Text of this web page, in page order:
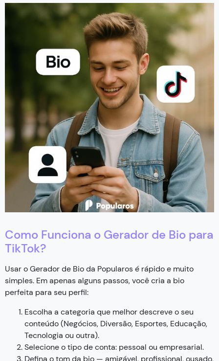
Como Funciona o Gerador de Bio para
TikTok?
Usar o Gerador de Bio da Popularos é rápido e muito
simples. Em apenas alguns passos, você cria a bio
perfeita para seu perfil:
Escolha a categoria que melhor descreve o seu
conteúdo (Negócios, Diversão, Esportes, Educação,
Tecnologia ou outra).
Selecione o tipo de conta: pessoal ou empresarial.
Defina o tom da bio — amigável, profissional, ousado,